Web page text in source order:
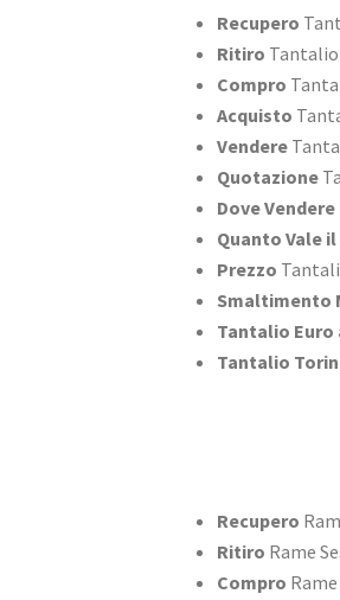
Recupero
Ritiro Tantalio
Compro
Acquisto
Vendere
Quotazione
Dove
Quanto Vale
Prezzo
Smaltimento
Tantalio Euro
Tantalio
Recupero
Ritiro Rame
Compro